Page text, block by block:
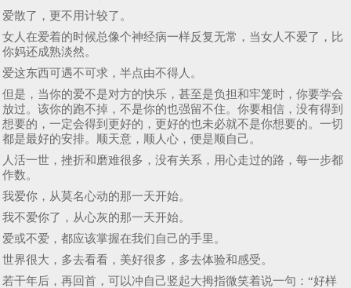
爱散了，更不用计较了。
女人在爱着的时候总像个神经病一样反复无常，当女人不爱了，比
你妈还成熟淡然。
爱这东西可遇不可求，半点由不得人。
但是，当你的爱不是对方的快乐，甚至是负担和牢笼时，你要学会
放过。该你的跑不掉，不是你的也强留不住。你要相信，没有得到
想要的，一定会得到更好的，更好的也未必就不是你想要的。一切
都是最好的安排。顺天意，顺人心，便是顺自己。
人活一世，挫折和磨难很多，没有关系，用心走过的路，每一步都
作数。
我爱你，从莫名心动的那一天开始。
我不爱你了，从心灰的那一天开始。
爱或不爱，都应该掌握在我们自己的手里。
世界很大，多去看看，美好很多，多去体验和感受。
若干年后，再回首，可以冲自己竖起大拇指微笑着说一句：“好样